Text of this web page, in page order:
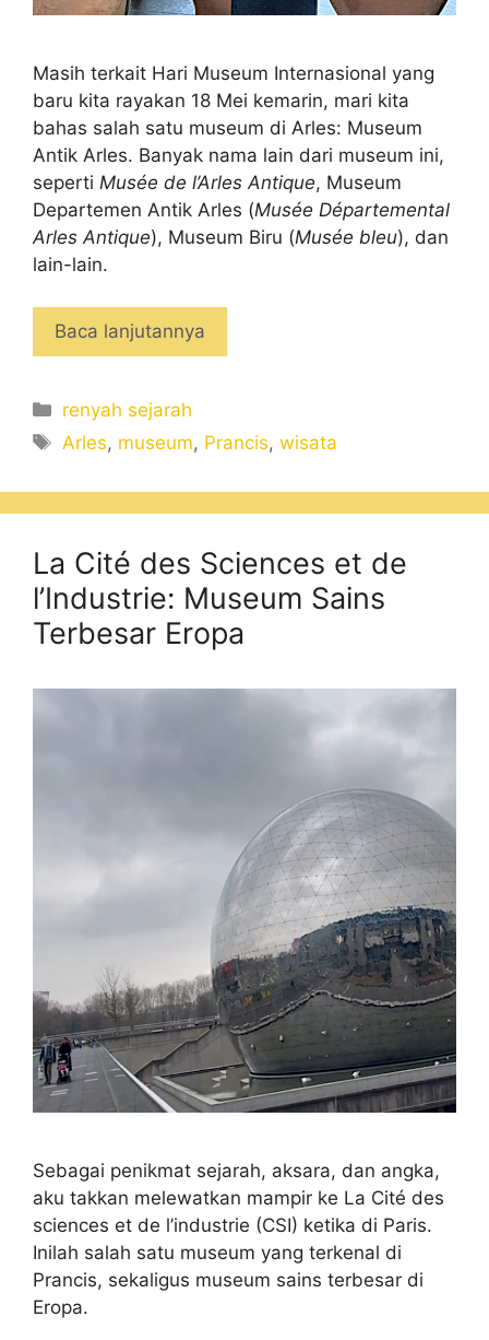
Masih terkait Hari Museum Internasional yang
baru kita rayakan 18 Mei kemarin, mari kita
bahas salah satu museum di Arles: Museum
Antik Arles. Banyak nama lain dari museum ini,
seperti Musée de l’Arles Antique, Museum
Departemen Antik Arles (Musée Départemental
Arles Antique), Museum Biru (Musée bleu), dan
lain-lain.
Baca lanjutannya
Categories
renyah sejarah
Tags
Arles, museum, Prancis,wisata
La Cité des Sciences et de
l’Industrie: Museum Sains
Terbesar Eropa
Sebagai penikmat sejarah, aksara, dan angka,
aku takkan melewatkan mampir ke La Cité des
sciences et de l’industrie (CSI) ketika di Paris.
Inilah salah satu museum yang terkenal di
Prancis, sekaligus museum sains terbesar di
Eropa.